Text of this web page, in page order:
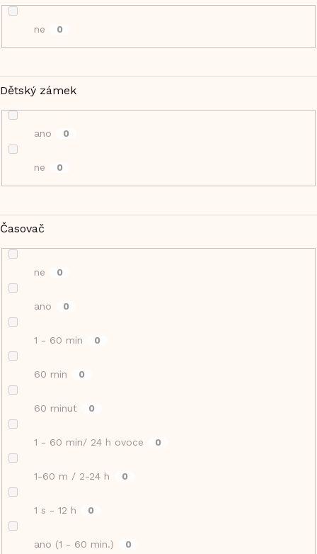
ne 0
Dětský zámek
ano 0
ne 0
Časovač
ne 0
ano 0
1 - 60 min 0
60 min 0
60 minut 0
1 - 60 min/ 24 h ovoce 0
1-60 m / 2-24 h 0
1 s - 12 h 0
ano (1 - 60 min.) 0